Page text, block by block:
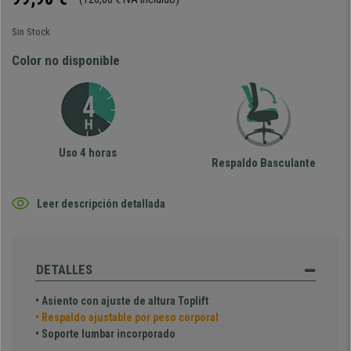
Sin Stock
Color no disponible
Uso 4 horas
Respaldo Basculante
Leer descripción detallada
DETALLES
• Asiento con ajuste de altura Toplift
• Respaldo ajustable por peso corporal
• Soporte lumbar incorporado